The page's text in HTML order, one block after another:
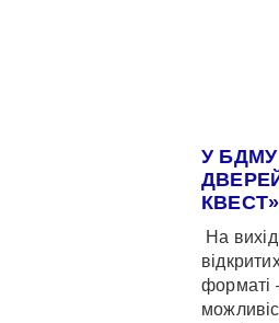
У БДМУ
КВЕСТ»
На
форматі